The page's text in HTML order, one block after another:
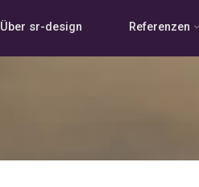
Über sr-design Referenzen